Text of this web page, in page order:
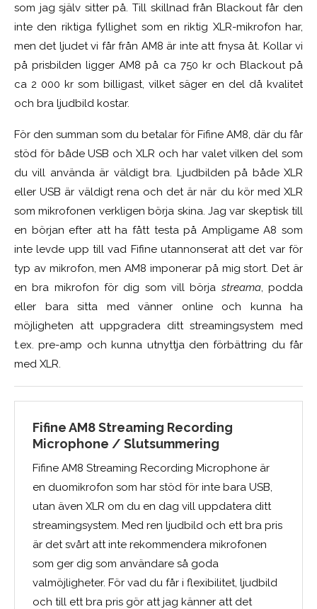
som jag själv sitter på. Till skillnad från Blackout får den
inte den riktiga fyllighet som en riktig XLR-mikrofon har,
men det ljudet vi får från AM8 är inte att fnysa åt. Kollar vi
på prisbilden ligger AM8 på ca 750 kr och Blackout på
ca 2 000 kr som billigast, vilket säger en del då kvalitet
och bra ljudbild kostar.
För den summan som du betalar för Fifine AM8, där du får
stöd för både USB och XLR och har valet vilken del som
du vill använda är väldigt bra. Ljudbilden på både XLR
eller USB är väldigt rena och det är när du kör med XLR
som mikrofonen verkligen börja skina. Jag var skeptisk till
en början efter att ha fått testa på Ampligame A8 som
inte levde upp till vad Fifine utannonserat att det var för
typ av mikrofon, men AM8 imponerar på mig stort. Det är
en bra mikrofon för dig som vill börja streama, podda
eller bara sitta med vänner online och kunna ha
möjligheten att uppgradera ditt streamingsystem med
t.ex. pre-amp och kunna utnyttja den förbättring du får
med XLR.
Fifine AM8 Streaming Recording
Microphone / Slutsummering
Fifine AM8 Streaming Recording Microphone är
en duomikrofon som har stöd för inte bara USB,
utan även XLR om du en dag vill uppdatera ditt
streamingsystem. Med ren ljudbild och ett bra pris
är det svårt att inte rekommendera mikrofonen
som ger dig som användare så goda
valmöjligheter. För vad du får i flexibilitet, ljudbild
och till ett bra pris gör att jag känner att det